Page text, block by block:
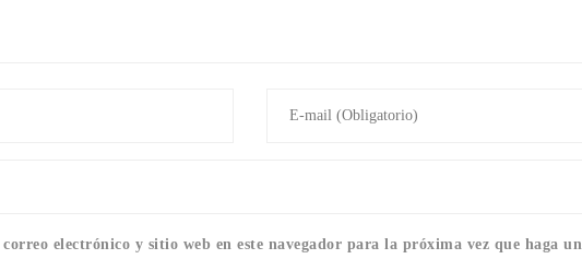
electrónico y sitio web en este navegador para la próxima vez que haga un